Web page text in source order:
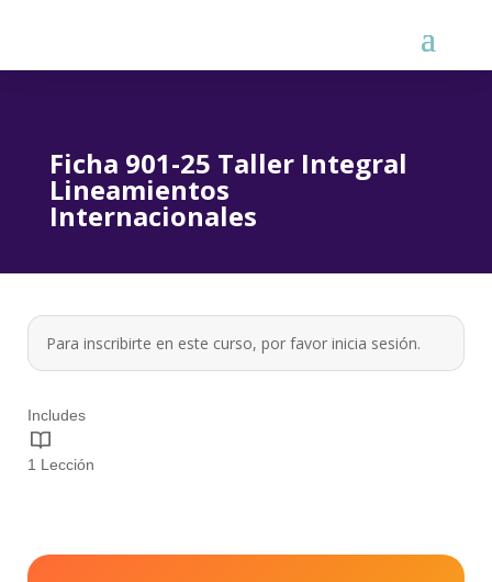
Ficha 901-25 Taller Integral
Lineamientos
Internacionales
Para inscribirte en este curso, por favor inicia sesión.
Includes
1 Lección